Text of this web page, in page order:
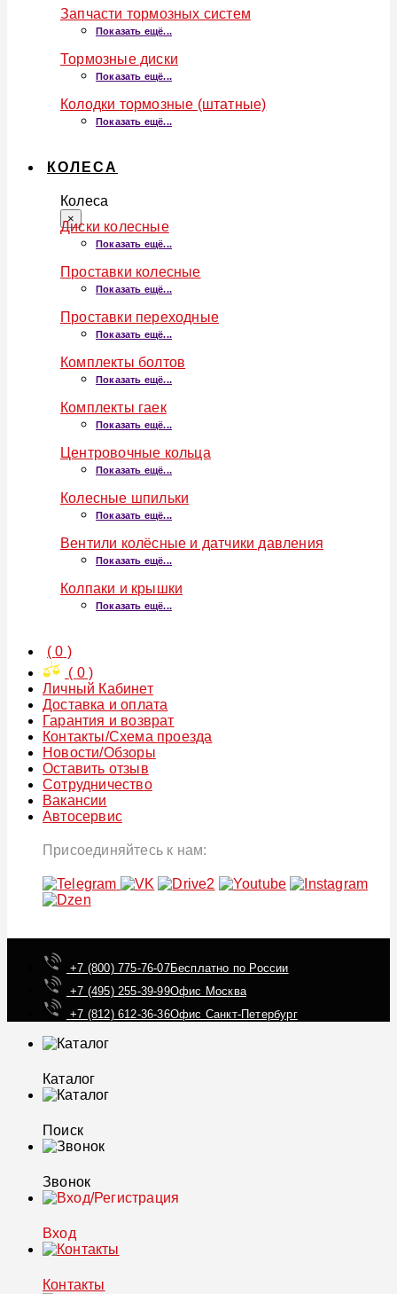
Запчасти тормозных систем
Показать ещё...
Тормозные диски
Показать ещё...
Колодки тормозные (штатные)
Показать ещё...
КОЛЕСА
Колеса
×
Диски колесные
Показать ещё...
Проставки колесные
Показать ещё...
Проставки переходные
Показать ещё...
Комплекты болтов
Показать ещё...
Комплекты гаек
Показать ещё...
Центровочные кольца
Показать ещё...
Колесные шпильки
Показать ещё...
Вентили колёсные и датчики давления
Показать ещё...
Колпаки и крышки
Показать ещё...
(0 )
( 0)
Личный Кабинет
Доставка и оплата
Гарантия и возврат
Контакты/Схема проезда
Новости/Обзоры
Оставить отзыв
Сотрудничество
Вакансии
Автосервис
Присоединяйтесь к нам:
+7 (800) 775-76-07Бесплатно по России
+7 (495) 255-39-99Офис Москва
+7 (812) 612-36-36Офис Санкт-Петербург
Каталог
Поиск
Звонок
Вход
Контакты